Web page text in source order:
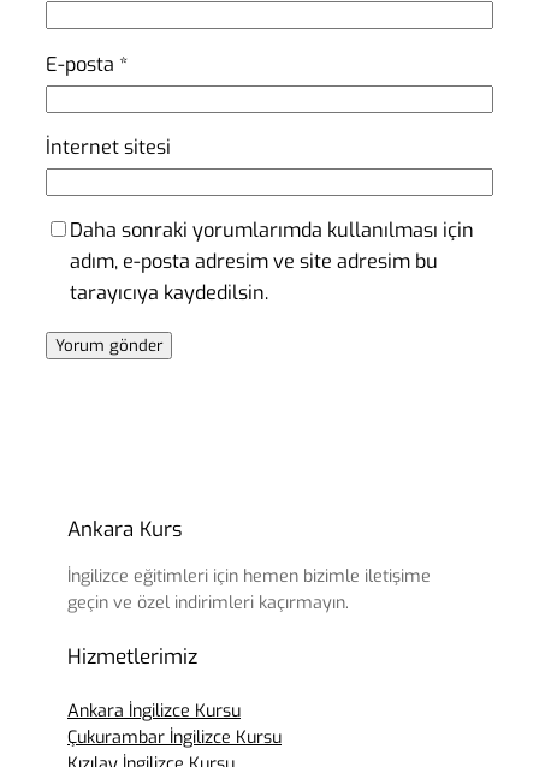
E-posta *
İnternet sitesi
Daha sonraki yorumlarımda kullanılması için
adım, e-posta adresim ve site adresim bu
tarayıcıya kaydedilsin.
Ankara Kurs
İngilizce eğitimleri için hemen bizimle iletişime
geçin ve özel indirimleri kaçırmayın.
Hizmetlerimiz
Ankara İngilizce Kursu
Çukurambar İngilizce Kursu